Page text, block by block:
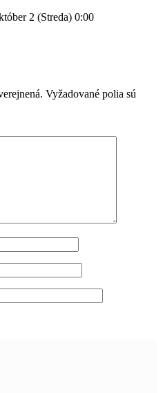
2 (Streda) 0:00
Vyžadované polia sú